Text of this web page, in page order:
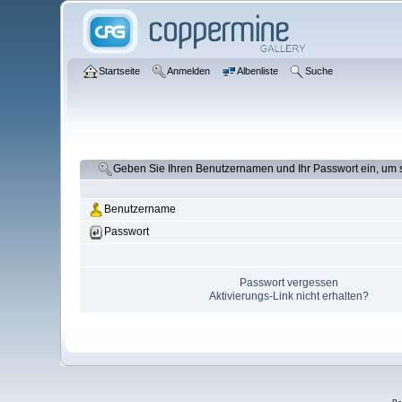
Startseite Anmelden Albenliste Suche
Geben Sie Ihren Benutzernamen und Ihr Passwort ein, um
Benutzername
Passwort
Passwort vergessen
Aktivierungs-Link nicht erhalten?